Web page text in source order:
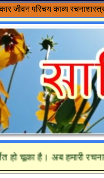
जीवन परिचय काव्य
चूका है। अब हमारी